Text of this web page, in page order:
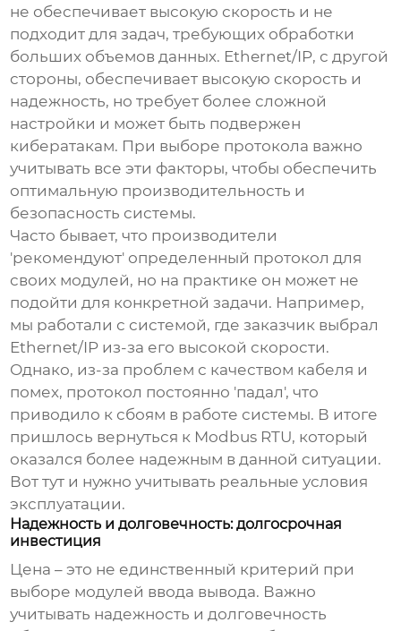
не обеспечивает высокую скорость и не
подходит для задач, требующих обработки
больших объемов данных. Ethernet/IP, с другой
стороны, обеспечивает высокую скорость и
надежность, но требует более сложной
настройки и может быть подвержен
кибератакам. При выборе протокола важно
учитывать все эти факторы, чтобы обеспечить
оптимальную производительность и
безопасность системы.
Часто бывает, что производители
'рекомендуют' определенный протокол для
своих модулей, но на практике он может не
подойти для конкретной задачи. Например,
мы работали с системой, где заказчик выбрал
Ethernet/IP из-за его высокой скорости.
Однако, из-за проблем с качеством кабеля и
помех, протокол постоянно 'падал', что
приводило к сбоям в работе системы. В итоге
пришлось вернуться к Modbus RTU, который
оказался более надежным в данной ситуации.
Вот тут и нужно учитывать реальные условия
эксплуатации.
Надежность и долговечность: долгосрочная
инвестиция
Цена – это не единственный критерий при
выборе модулей ввода вывода. Важно
учитывать надежность и долговечность